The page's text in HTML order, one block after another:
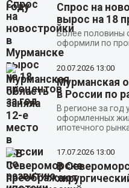
Спрос на
вырос на 18
Более половины
оформили по
20.07.2026 13:00
Мурманская
в России по
В регионе за год
оформленных
ипотечного
17.07.2026 13:00
В